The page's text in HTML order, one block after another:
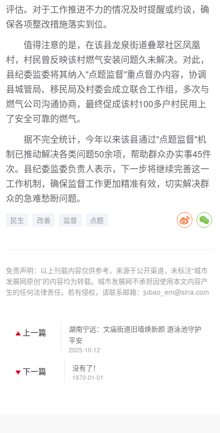
评估。对于工作推进不力的情况及时提醒或约谈，确
保各项整改措施落实到位。
值得注意的是，在该县龙泉街道叠翠社区凤凰
村，村民曾反映该村燃气安装问题久未解决。对此，
县纪委监委将其纳入"点题监督"重点督办内容，协调
县城管局、移民局及村委会成立联合工作组，多次与
燃气公司沟通协商，最终促成该村100多户村民用上
了安全可靠的燃气。
据不完全统计，今年以来该县通过"点题监督"机
制已推动解决各类问题50余项，帮助群众办实事45件
次。县纪委监委负责人表示，下一步将继续完善这一
工作机制，确保监督工作更加精准有效，切实解决群
众的急难愁盼问题。
民生 改善 监督 点题
免责声明：以上刊载内容仅供参考，来源于公开渠道，未标注“城市
发展网原创”的内容均为转载。城市发展网不承担因使用本文内容产
生的任何法律责任。若有侵权，请联系邮箱：jubao_em@sina.com
上一篇
湖南宁远：文庙街道旧墙焕新颜 游泳池守护
平安
2025-10-12
下一篇 没有了！
1970-01-01